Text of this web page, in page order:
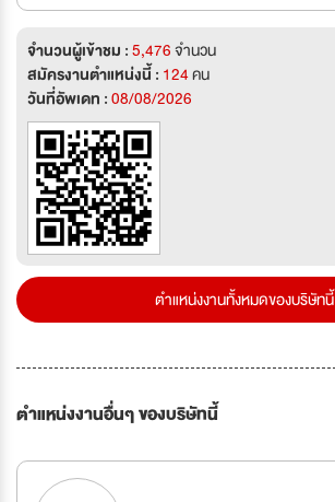
จำนวนผู้เข้าชม :5,476จำนวน
สมัครงานตำแหน่งนี้ : 124คน
วันที่อัพเดท :08/08/2026
ตำแหน่งงานทั้งหมดของบริษัทนี้
ตำแหน่งงานอื่นๆ ของบริษัทนี้